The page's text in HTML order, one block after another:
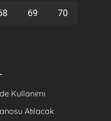
69 70
Kullanımı
Atılacak